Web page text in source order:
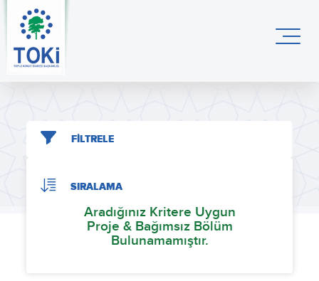
FİLTRELE
SIRALAMA
Aradığınız Kritere Uygun
Proje & Bağımsız Bölüm
Bulunamamıştır.